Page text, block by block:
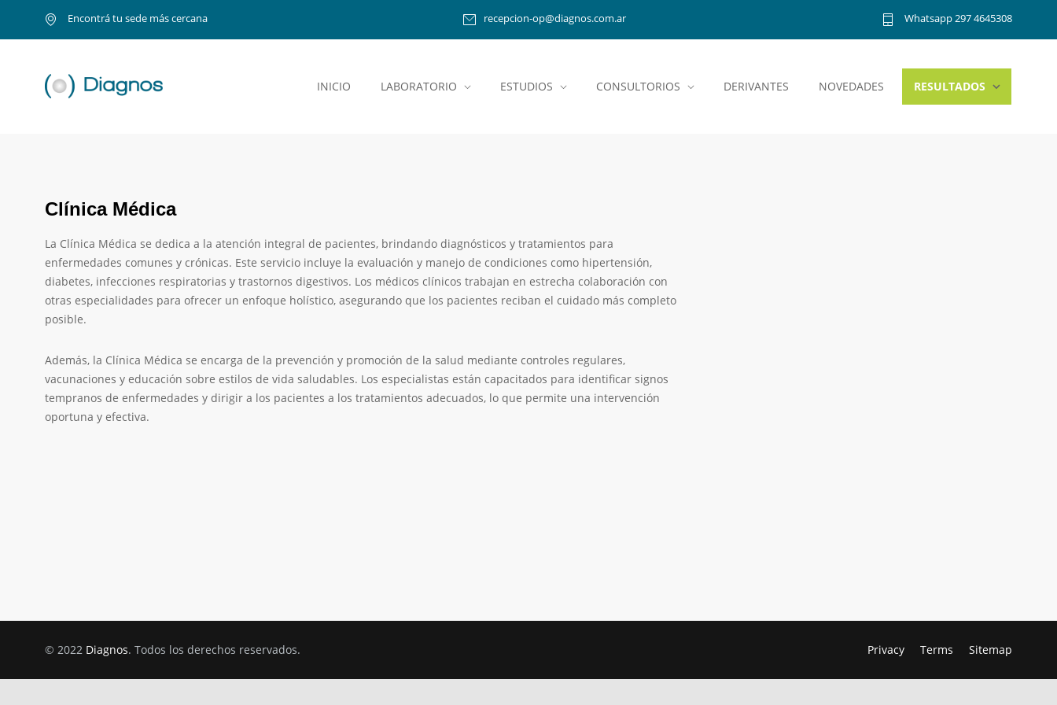
Encontrá tu sede más cercana recepcion-op@diagnos.com.ar Whatsapp 297 4645308
INICIO LABORATORIO ESTUDIOS CONSULTORIOS DERIVANTES NOVEDADES RESULTADOS
Clínica Médica
La Clínica Médica se dedica a la atención integral de pacientes, brindando diagnósticos y tratamientos para
enfermedades comunes y crónicas. Este servicio incluye la evaluación y manejo de condiciones como hipertensión,
diabetes, infecciones respiratorias y trastornos digestivos. Los médicos clínicos trabajan en estrecha colaboración con
otras especialidades para ofrecer un enfoque holístico, asegurando que los pacientes reciban el cuidado más completo
posible.
Además, la Clínica Médica se encarga de la prevención y promoción de la salud mediante controles regulares,
vacunaciones y educación sobre estilos de vida saludables. Los especialistas están capacitados para identificar signos
tempranos de enfermedades y dirigir a los pacientes a los tratamientos adecuados, lo que permite una intervención
oportuna y efectiva.
© 2022 Diagnos. Todos los derechos reservados. Privacy Terms Sitemap